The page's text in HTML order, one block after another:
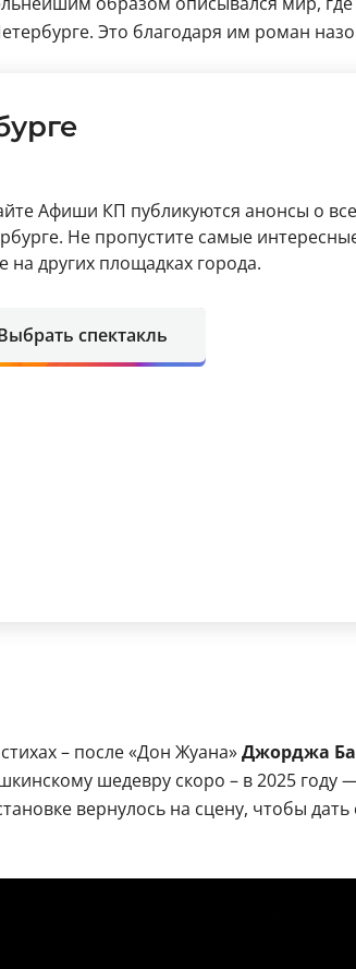
Это благодаря им роман
Афиши КП публикуются анонсы о
Не пропустите самые
на других площадках города.
спектакль
– после «Дон Жуана»Джорджа
шедевру скоро – в 2025 году —
вернулось на сцену, чтобы